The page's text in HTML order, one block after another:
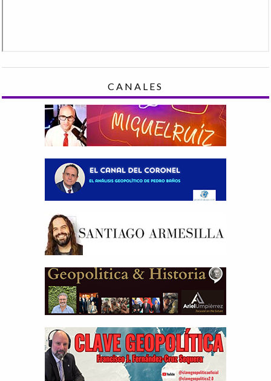
CANALES